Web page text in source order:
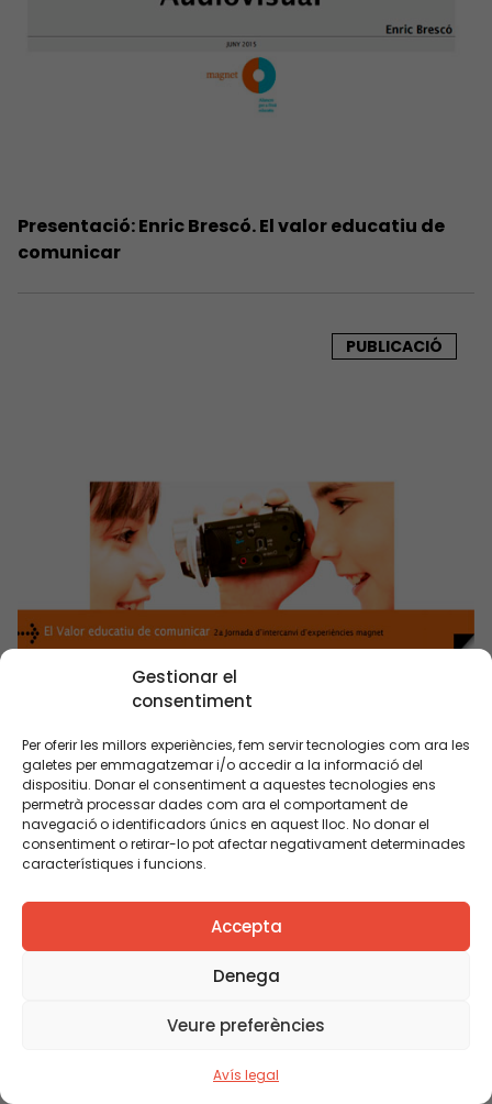
Gestionar el
consentiment
Per oferir les millors experiències, fem servir tecnologies com ara les
galetes per emmagatzemar i/o accedir a la informació del
dispositiu. Donar el consentiment a aquestes tecnologies ens
permetrà processar dades com ara el comportament de
navegació o identificadors únics en aquest lloc. No donar el
consentiment o retirar-lo pot afectar negativament determinades
característiques i funcions.
Accepta
Denega
Veure preferències
Avís legal
Presentació: Enric Brescó. El valor educatiu de
comunicar
PUBLICACIÓ
educatiu de comunicar